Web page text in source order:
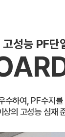
성능 PF단
수하여, PF수지를
의 고성능 심재